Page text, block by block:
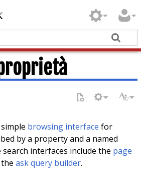
browsing interface for
by a property and a named
interfaces include the page
ask query builder.